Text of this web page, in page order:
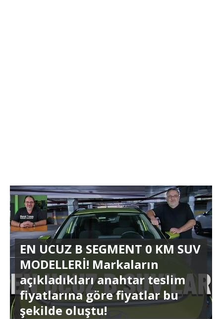
EN UCUZ B SEGMENT 0 KM SUV
MODELLERİ! Markaların
açıkladıkları anahtar teslim
fiyatlarına göre fiyatlar bu
şekilde oluştu!